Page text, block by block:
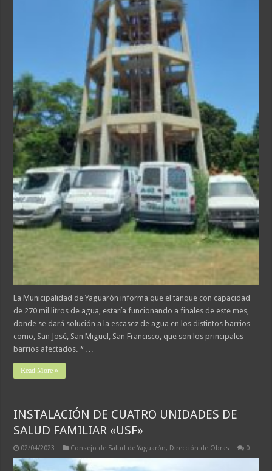
La Municipalidad de Yaguarón informa que el tanque con capacidad
de 270 mil litros de agua, estaría funcionando a finales de este mes,
donde se dará solución a la escasez de agua en los distintos barrios
como, San José, San Miguel, San Francisco, que son los principales
barrios afectados. * …
Read More »
INSTALACIÓN DE CUATRO UNIDADES DE
SALUD FAMILIAR «USF»
02/04/2023 Consejo de Salud de Yaguarón, Dirección de Obras 0